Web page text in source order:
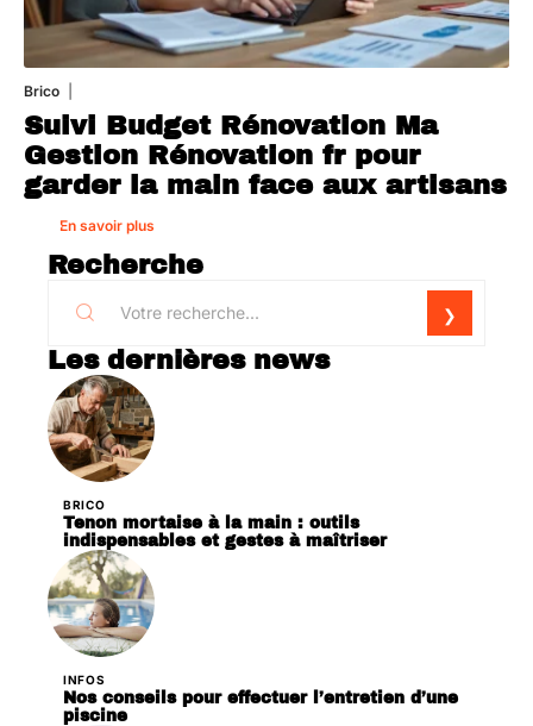
Brico
Suivi Budget Rénovation Ma
Gestion Rénovation fr pour
garder la main face aux artisans
En savoir plus
Recherche
Les dernières news
BRICO
Tenon mortaise à la main : outils
indispensables et gestes à maîtriser
INFOS
Nos conseils pour effectuer l’entretien d’une
piscine